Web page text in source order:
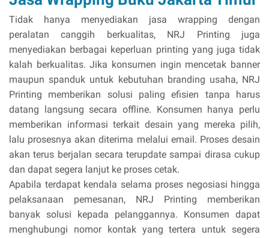
Tidak hanya menyediakan jasa wrapping dengan
peralatan canggih berkualitas, NRJ Printing juga
menyediakan berbagai keperluan printing yang juga tidak
kalah berkualitas. Jika konsumen ingin mencetak banner
maupun spanduk untuk kebutuhan branding usaha, NRJ
Printing memberikan solusi paling efisien tanpa harus
datang langsung secara offline. Konsumen hanya perlu
memberikan informasi terkait desain yang mereka pilih,
lalu prosesnya akan diterima melalui email. Proses desain
akan terus berjalan secara terupdate sampai dirasa cukup
dan dapat segera lanjut ke proses cetak.
Apabila terdapat kendala selama proses negosiasi hingga
pelaksanaan pemesanan, NRJ Printing memberikan
banyak solusi kepada pelanggannya. Konsumen dapat
menghubungi nomor kontak yang tertera untuk segera